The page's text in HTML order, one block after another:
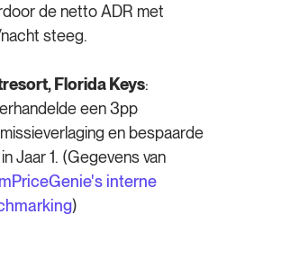
de netto ADR met
steeg.
Florida Keys:
een 3pp
en bespaarde
Jaar 1. (Gegevens van
interne
)